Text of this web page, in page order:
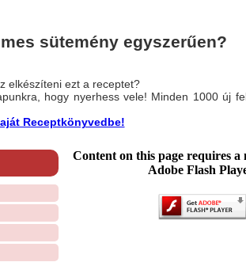
sütemény egyszerűen?
elkészíteni ezt a receptet?
hogy nyerhess vele! Minden 1000 új
Receptkönyvedbe!
Content on this page requires a
Adobe Flash